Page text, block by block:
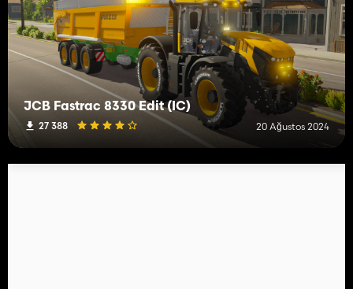
JCB Fastrac 8330 Edit (IC)
27 388 20 Ağustos 2024